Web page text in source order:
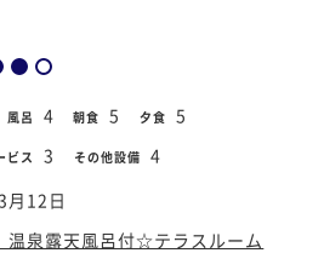
風呂 4 朝食 5 夕食 5
ビス 3 その他設備 4
月12日
温泉露天風呂付☆テラスルーム